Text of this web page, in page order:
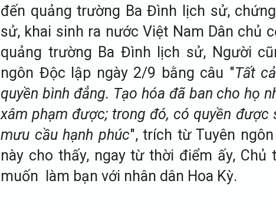
đến quảng trường Ba Đình lịch sử,
sử, khai sinh ra nước Việt Nam Dân chủ
quảng trường Ba Đình lịch sử, Người
ngôn Độc lập ngày 2/9 bằng câu "Tất
quyền bình đẳng. Tạo hóa đã ban cho họ
xâm phạm được; trong đó, có quyền được
mưu cầu hạnh phúc", trích từ Tuyên
này cho thấy, ngay từ thời điểm ấy,
muốn làm bạn với nhân dân Hoa Kỳ.